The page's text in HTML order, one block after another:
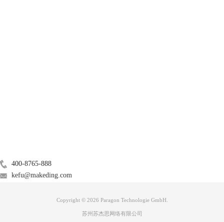
400-8765-888
kefu@makeding.com
Copyright © 2026 Paragon Technologie GmbH.
苏州苏杰思网络有限公司